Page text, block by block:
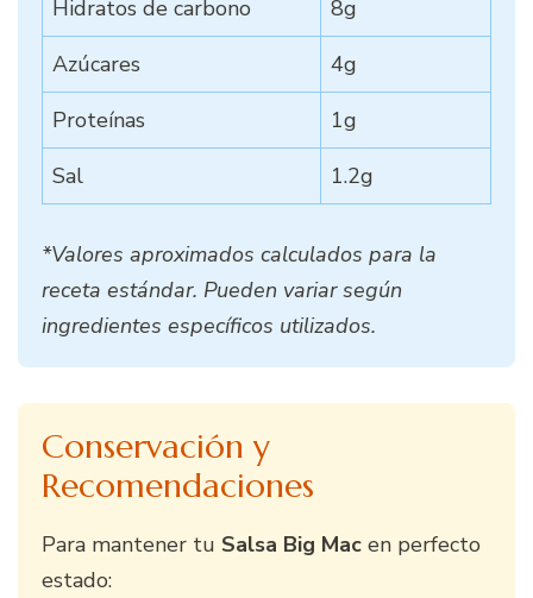
Hidratos de carbono
8g
Azúcares
4g
Proteínas
1g
Sal
1.2g
*Valores aproximados calculados para la
receta estándar. Pueden variar según
ingredientes específicos utilizados.
Conservación y
Recomendaciones
Para mantener tu Salsa Big Mac en perfecto
estado: